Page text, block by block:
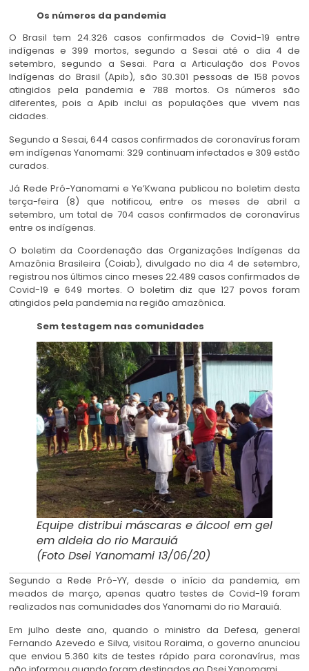
Os números da pandemia
O Brasil tem 24.326 casos confirmados de Covid-19 entre
indígenas e 399 mortos, segundo a Sesai até o dia 4 de
setembro, segundo a Sesai. Para a Articulação dos Povos
Indígenas do Brasil (Apib), são 30.301 pessoas de 158 povos
atingidos pela pandemia e 788 mortos. Os números são
diferentes, pois a Apib inclui as populações que vivem nas
cidades.
Segundo a Sesai, 644 casos confirmados de coronavírus foram
em indígenas Yanomami: 329 continuam infectados e 309 estão
curados.
Já Rede Pró-Yanomami e Ye’Kwana publicou no boletim desta
terça-feira (8) que notificou, entre os meses de abril a
setembro, um total de 704 casos confirmados de coronavírus
entre os indígenas.
O boletim da Coordenação das Organizações Indígenas da
Amazônia Brasileira (Coiab), divulgado no dia 4 de setembro,
registrou nos últimos cinco meses 22.489 casos confirmados de
Covid-19 e 649 mortes. O boletim diz que 127 povos foram
atingidos pela pandemia na região amazônica.
Sem testagem nas comunidades
Equipe distribui máscaras e álcool em gel
em aldeia do rio Marauiá
(Foto Dsei Yanomami 13/06/20)
Segundo a Rede Pró-YY, desde o início da pandemia, em
meados de março, apenas quatro testes de Covid-19 foram
realizados nas comunidades dos Yanomami do rio Marauiá.
Em julho deste ano, quando o ministro da Defesa, general
Fernando Azevedo e Silva, visitou Roraima, o governo anunciou
que enviou 5.360 kits de testes rápido para coronavírus, mas